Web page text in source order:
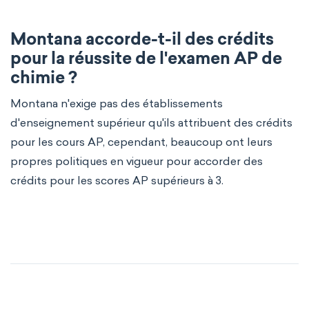
Montana accorde-t-il des crédits
pour la réussite de l'examen AP de
chimie ?
Montana n'exige pas des établissements
d'enseignement supérieur qu'ils attribuent des crédits
pour les cours AP, cependant, beaucoup ont leurs
propres politiques en vigueur pour accorder des
crédits pour les scores AP supérieurs à 3.